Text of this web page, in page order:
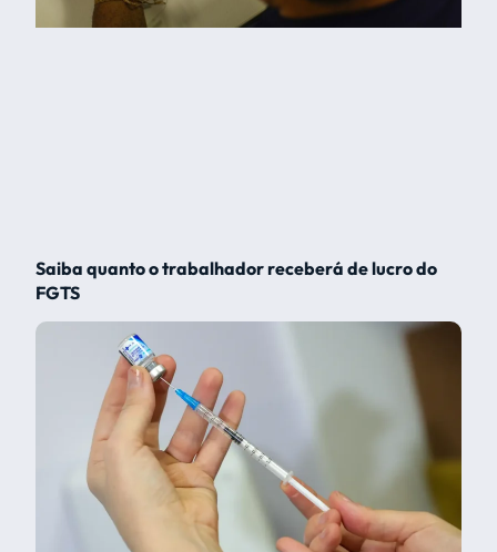
Saiba quanto o trabalhador receberá de lucro do
FGTS